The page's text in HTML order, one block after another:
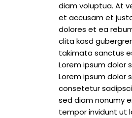
diam voluptua. At
et accusam et
dolores et ea
clita kasd
takimata sanctus
Lorem ipsum dolor
Lorem ipsum dolor
consetetur
sed diam nonumy
tempor invidunt ut